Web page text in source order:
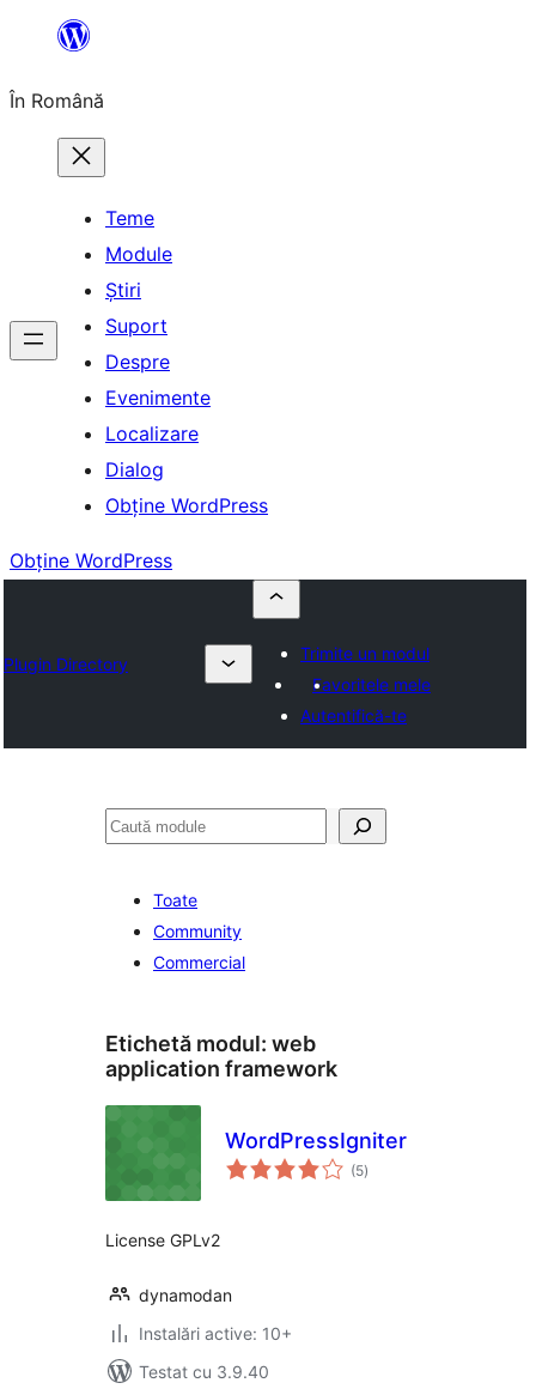
conținut
În Română
Teme
Module
Știri
Suport
Despre
Evenimente
Localizare
Dialog
Obține WordPress
Obține WordPress
Plugin Directory
Trimite un modul
Favoritele mele
Autentifică-te
Caută
Toate
Community
Commercial
Etichetă modul: web
application framework
WordPressIgniter
(5total
aprecieri
)
License GPLv2
dynamodan
Instalări active: 10+
Testat cu 3.9.40